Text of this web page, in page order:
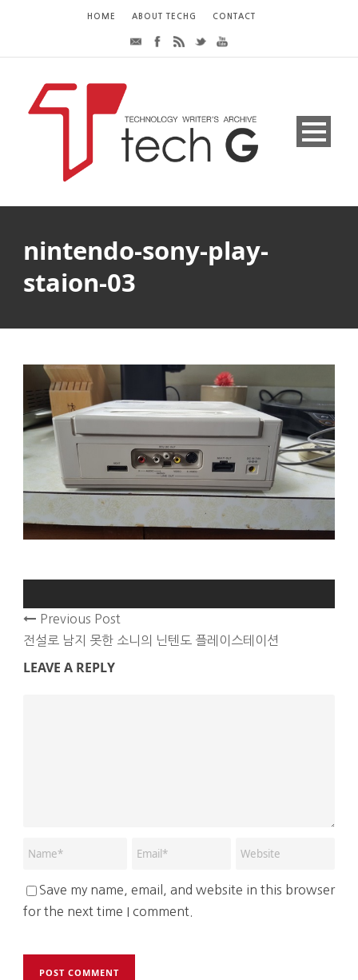
HOME ABOUT TECHG CONTACT
nintendo-sony-play-
staion-03
Previous Post
전설로 남지 못한 소니의 닌텐도 플레이스테이션
LEAVE A REPLY
Save my name, email, and website in this browser
for the next time I comment.